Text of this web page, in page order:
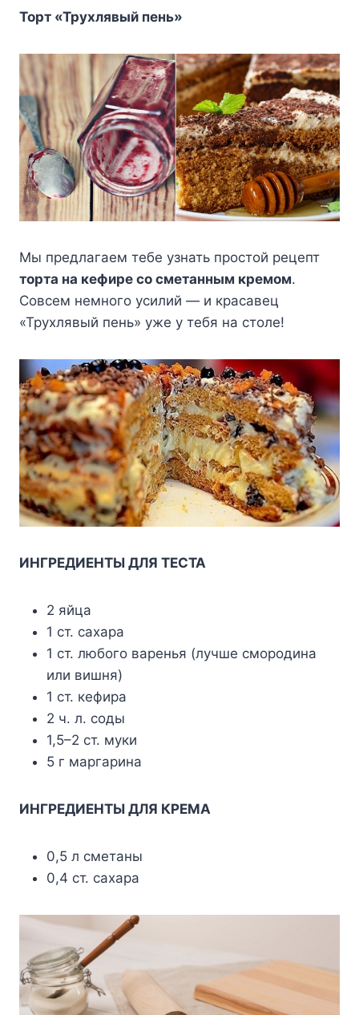
Торт «Трухлявый пень»
Мы предлагаем тебе узнать простой рецепт
торта на кефире со сметанным кремом.
Совсем немного усилий — и красавец
«Трухлявый пень» уже у тебя на столе!
ИНГРЕДИЕНТЫ ДЛЯ ТЕСТА
2 яйца
1 ст. сахара
1 ст. любого варенья (лучше смородина
или вишня)
1 ст. кефира
2 ч. л. соды
1,5–2 ст. муки
5 г маргарина
ИНГРЕДИЕНТЫ ДЛЯ КРЕМА
0,5 л сметаны
0,4 ст. сахара